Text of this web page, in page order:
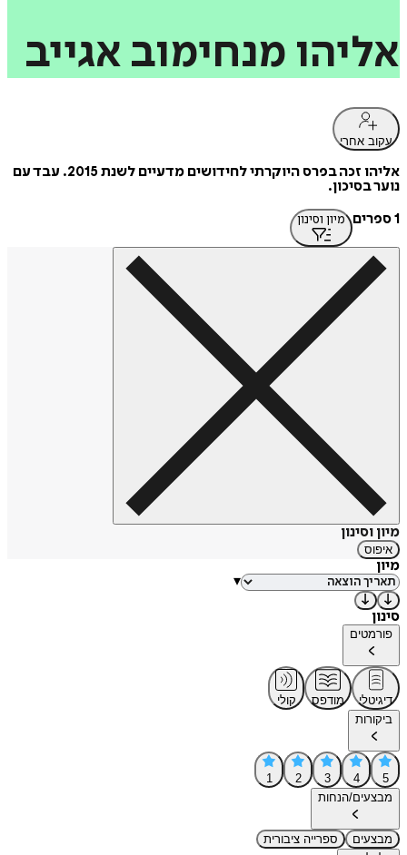
אליהו מנחימוב אגייב
עקוב אחרי
אליהו זכה בפרס היוקרתי לחידושים מדעיים לשנת 2015. עבד עם
נוער בסיכון.
1 ספרים
מיון וסינון
מיון וסינון
איפוס
מיון
▾
סינון
פורמטים
דיגיטלי מודפס
קולי
ביקורות
5
4
3
2
1
מבצעים/הנחות
מבצעים
ספרייה ציבורית